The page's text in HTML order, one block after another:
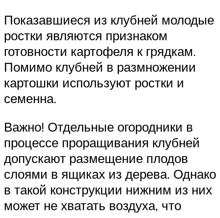
Показавшиеся из клубней молодые
ростки являются признаком
готовности картофеля к грядкам.
Помимо клубней в размножении
картошки используют ростки и
семенна.
Важно! Отдельные огородники в
процессе проращивания клубней
допускают размещение плодов
слоями в ящиках из дерева. Однако
в такой конструкции нижним из них
может не хватать воздуха, что